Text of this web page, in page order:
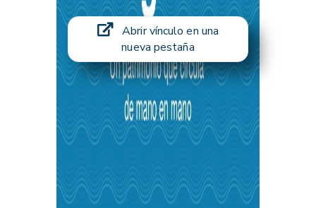
Abrir vínculo en una
nueva pestaña